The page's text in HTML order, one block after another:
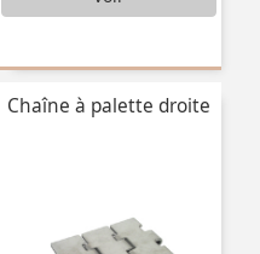
Chaîne à palette droite